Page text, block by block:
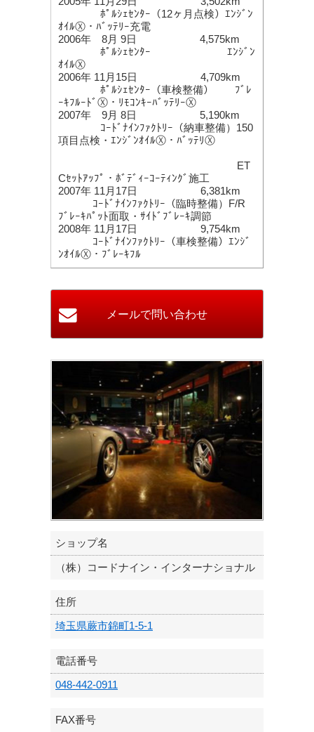
ﾎﾟﾙｼｪｾﾝﾀｰ（12ヶ月点検）ｴﾝｼﾞﾝ
ｵｲﾙⓍ・ﾊﾞｯﾃﾘｰ充電
2006年 8月 9日 4,575km
ﾎﾟﾙｼｪｾﾝﾀｰ ｴﾝｼﾞﾝ
ｵｲﾙⓍ
2006年 11月15日 4,709km
ﾎﾟﾙｼｪｾﾝﾀｰ（車検整備） ﾌﾞﾚ
ｰｷﾌﾙｰﾄﾞⓍ・ﾘﾓｺﾝｷｰﾊﾞｯﾃﾘｰⓍ
2007年 9月 8日 5,190km
ｺｰﾄﾞﾅｲﾝﾌｧｸﾄﾘｰ（納車整備）150
項目点検・ｴﾝｼﾞﾝｵｲﾙⓍ・ﾊﾞｯﾃﾘⓍ
ET
Cｾｯﾄｱｯﾌﾟ・ﾎﾞﾃﾞｨｰｺｰﾃｨﾝｸﾞ施工
2007年 11月17日 6,381km
ｺｰﾄﾞﾅｲﾝﾌｧｸﾄﾘｰ（臨時整備）F/R
ﾌﾞﾚｰｷﾊﾟｯﾄ面取・ｻｲﾄﾞﾌﾞﾚｰｷ調節
2008年 11月17日 9,754km
ｺｰﾄﾞﾅｲﾝﾌｧｸﾄﾘｰ（車検整備）ｴﾝｼﾞ
ﾝｵｲﾙⓍ・ﾌﾞﾚｰｷﾌﾙ
ショップ名
（株）コードナイン・インターナショナル
住所
埼玉県蕨市錦町1-5-1
電話番号
048-442-0911
FAX番号